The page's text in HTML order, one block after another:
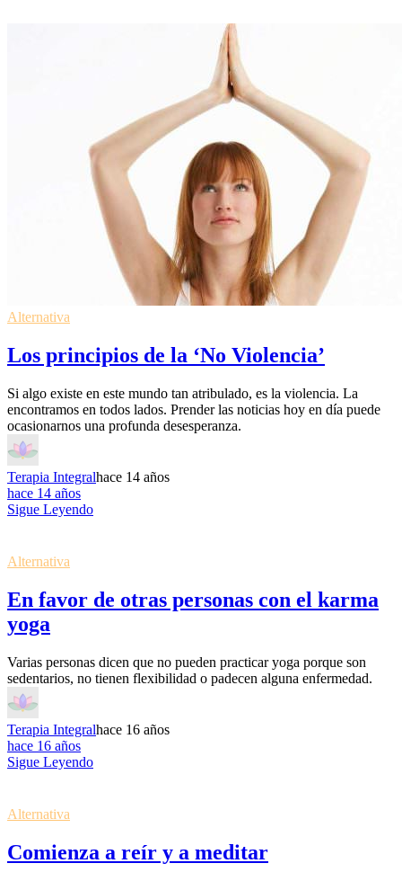
Alternativa
Los principios de la ‘No Violencia’
Si algo existe en este mundo tan atribulado, es la violencia. La
encontramos en todos lados. Prender las noticias hoy en día puede
ocasionarnos una profunda desesperanza.
Terapia Integralhace 14 años
hace 14 años
Sigue Leyendo
Alternativa
En favor de otras personas con el karma
yoga
Varias personas dicen que no pueden practicar yoga porque son
sedentarios, no tienen flexibilidad o padecen alguna enfermedad.
Terapia Integralhace 16 años
hace 16 años
Sigue Leyendo
Alternativa
Comienza a reír y a meditar